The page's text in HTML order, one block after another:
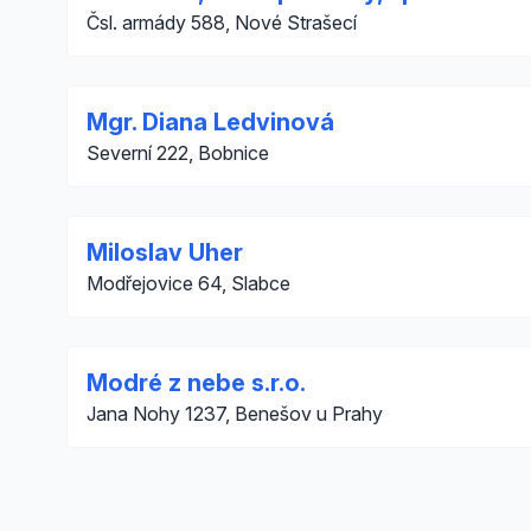
Čsl. armády 588, Nové Strašecí
Mgr. Diana Ledvinová
Severní 222, Bobnice
Miloslav Uher
Modřejovice 64, Slabce
Modré z nebe s.r.o.
Jana Nohy 1237, Benešov u Prahy